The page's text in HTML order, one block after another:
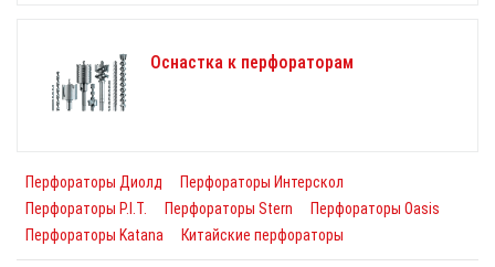
Оснастка к перфораторам
Перфораторы Диолд
Перфораторы Интерскол
Перфораторы P.I.T.
Перфораторы Stern
Перфораторы Oasis
Перфораторы Katana
Китайские перфораторы